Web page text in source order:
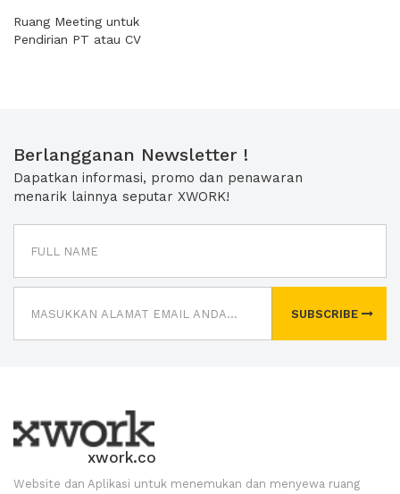
Ruang Meeting untuk
Pendirian PT atau CV
Berlangganan Newsletter !
Dapatkan informasi, promo dan penawaran
menarik lainnya seputar XWORK!
SUBSCRIBE
xwork.co
Website dan Aplikasi untuk menemukan dan menyewa ruang